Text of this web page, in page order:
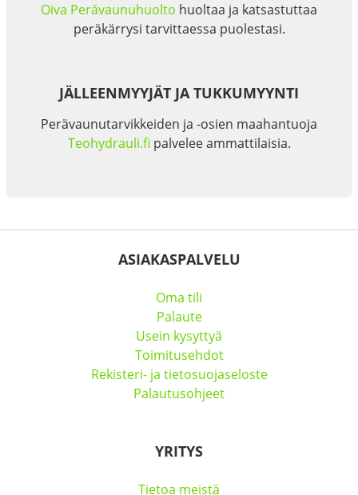
Oiva Perävaunuhuolto huoltaa ja katsastuttaa
peräkärrysi tarvittaessa puolestasi.
JÄLLEENMYYJÄT JA TUKKUMYYNTI
Perävaunutarvikkeiden ja -osien maahantuoja
Teohydrauli.fi palvelee ammattilaisia.
ASIAKASPALVELU
Oma tili
Palaute
Usein kysyttyä
Toimitusehdot
Rekisteri- ja tietosuojaseloste
Palautusohjeet
YRITYS
Tietoa meistä